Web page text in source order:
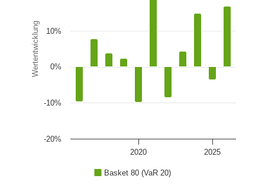
Wertentwicklung
Basket 80 (VaR 20)
2020 2025
-20%
-10%
0%
10%